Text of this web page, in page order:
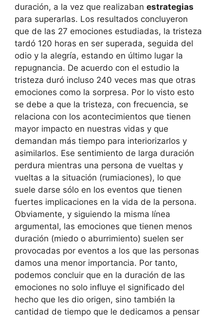
duración, a la vez que realizaban estrategias
para superarlas. Los resultados concluyeron
que de las 27 emociones estudiadas, la tristeza
tardó 120 horas en ser superada, seguida del
odio y la alegría, estando en último lugar la
repugnancia. De acuerdo con el estudio la
tristeza duró incluso 240 veces mas que otras
emociones como la sorpresa. Por lo visto esto
se debe a que la tristeza, con frecuencia, se
relaciona con los acontecimientos que tienen
mayor impacto en nuestras vidas y que
demandan más tiempo para interiorizarlos y
asimilarlos. Ese sentimiento de larga duración
perdura mientras una persona de vueltas y
vueltas a la situación (rumiaciones), lo que
suele darse sólo en los eventos que tienen
fuertes implicaciones en la vida de la persona.
Obviamente, y siguiendo la misma línea
argumental, las emociones que tienen menos
duración (miedo o aburrimiento) suelen ser
provocadas por eventos a los que las personas
damos una menor importancia. Por tanto,
podemos concluir que en la duración de las
emociones no solo influye el significado del
hecho que les dio origen, sino también la
cantidad de tiempo que le dedicamos a pensar